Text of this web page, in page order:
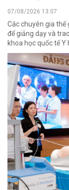
07/08/2026 13:07
Các chuyên gia thế
để giảng dạy và
khoa học quốc tế Y